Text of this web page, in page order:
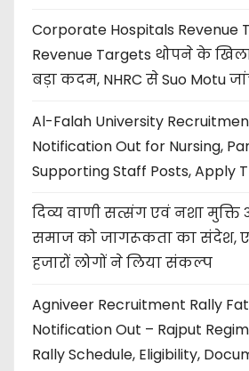
Corporate Hospitals Revenue
Revenue Targets थोपने के
बड़ा कदम, NHRC से Suo Motu
Al-Falah University
Notification Out for Nursing,
Supporting Staff Posts, Apply
दिव्य वाणी सत्संग एवं नशा मुक्ति
समाज को जागरूकता का संदेश,
हजारों लोगों ने लिया संकल्प
Agniveer Recruitment Rally
Notification Out – Rajput
Rally Schedule, Eligibility,